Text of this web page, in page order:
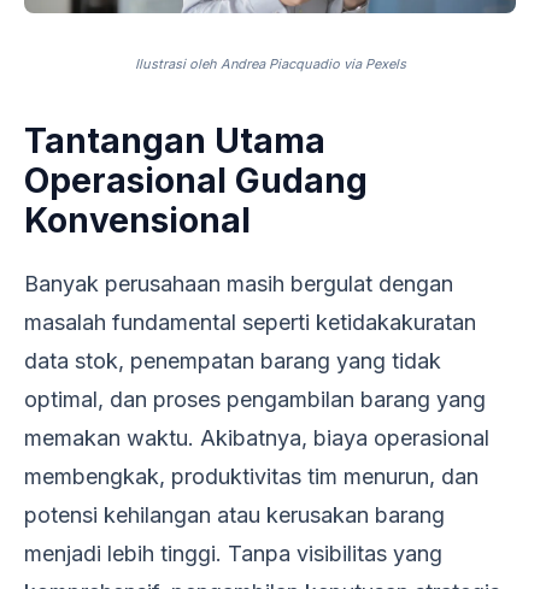
Ilustrasi oleh Andrea Piacquadio via Pexels
Tantangan Utama
Operasional Gudang
Konvensional
Banyak perusahaan masih bergulat dengan
masalah fundamental seperti ketidakakuratan
data stok, penempatan barang yang tidak
optimal, dan proses pengambilan barang yang
memakan waktu. Akibatnya, biaya operasional
membengkak, produktivitas tim menurun, dan
potensi kehilangan atau kerusakan barang
menjadi lebih tinggi. Tanpa visibilitas yang